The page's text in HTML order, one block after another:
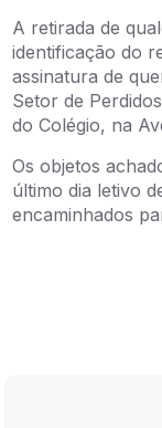
A retirada de
identificação do
assinatura de
Setor de
do Colégio, na
Os objetos
último dia letivo
encaminhados